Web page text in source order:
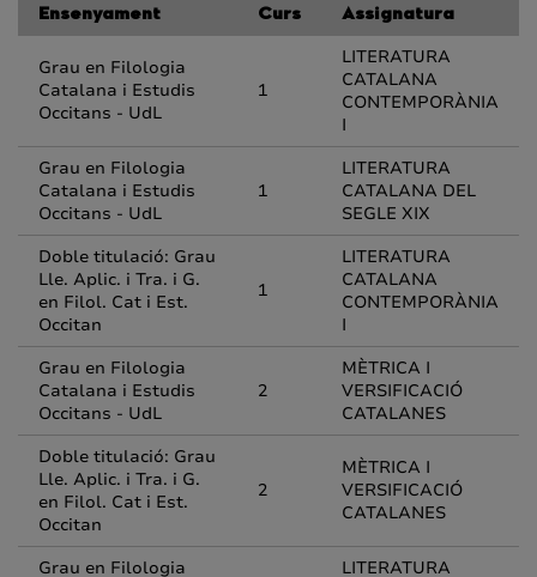
Ensenyament Curs Assignatura
Grau en Filologia
Catalana i Estudis
Occitans - UdL
1
LITERATURA
CATALANA
CONTEMPORÀNIA
I
Grau en Filologia
Catalana i Estudis
Occitans - UdL
1
LITERATURA
CATALANA DEL
SEGLE XIX
Doble titulació: Grau
Lle. Aplic. i Tra. i G.
en Filol. Cat i Est.
Occitan
1
LITERATURA
CATALANA
CONTEMPORÀNIA
I
Grau en Filologia
Catalana i Estudis
Occitans - UdL
2
MÈTRICA I
VERSIFICACIÓ
CATALANES
Doble titulació: Grau
Lle. Aplic. i Tra. i G.
en Filol. Cat i Est.
Occitan
2
MÈTRICA I
VERSIFICACIÓ
CATALANES
Grau en Filologia
LITERATURA